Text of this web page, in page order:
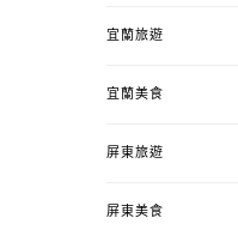
宜蘭旅遊
宜蘭美食
屏東旅遊
屏東美食